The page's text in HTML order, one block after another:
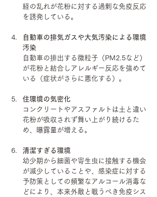
経の乱れが花粉に対する過剰な免疫反応
を誘発している。
自動車の排気ガスや大気汚染による環境
汚染
自動車の排出する微粒子（PM2.5など）
が花粉と結合しアレルギー反応を強めて
いる（症状がさらに悪化する）。
住環境の気密化
コンクリートやアスファルトは土と違い
花粉が吸収されず舞い上がり続けるた
め、曝露量が増える。
清潔すぎる環境
幼少期から細菌や寄生虫に接触する機会
が減少していることや、感染症に対する
予防策としての頻繁なアルコール消毒な
どにより、本来外敵と戦うべき免疫シス